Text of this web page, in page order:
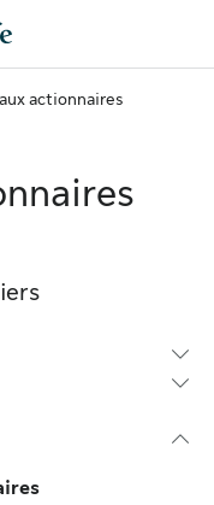
actionnaires